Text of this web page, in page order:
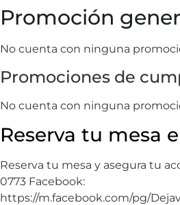
Promoción
No cuenta con ninguna
Promociones de
No cuenta con ninguna
Reserva tu mesa
Reserva tu mesa y asegura tu
0773 Facebook:
https://m.facebook.com/pg/